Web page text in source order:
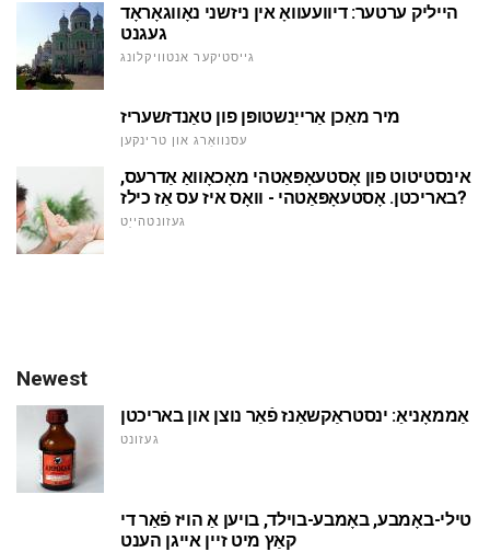
הייליק ערטער: דיוועעוואָ אין ניזשני נאָווגאָראָד
געגנט
גייסטיקער אנטוויקלונג
מיר מאַכן אַרייַנשטופּן פון טאַנדזשעריז
עסנוואַרג און טרינקען
אינסטיטוט פון אָסטעאָפּאַטהי מאָכאָוואַ אַדרעס,
באריכטן. אָסטעאָפּאַטהי - וואָס איז עס אַז כילז?
געזונטהייַט
Newest
אַממאָניאַ: ינסטראַקשאַנז פֿאַר נוצן און באריכטן
געזונט
טילי-באָמבע, באָמבע-בוילד, בויען אַ הויז פֿאַר די
קאַץ מיט זיין אייגן הענט